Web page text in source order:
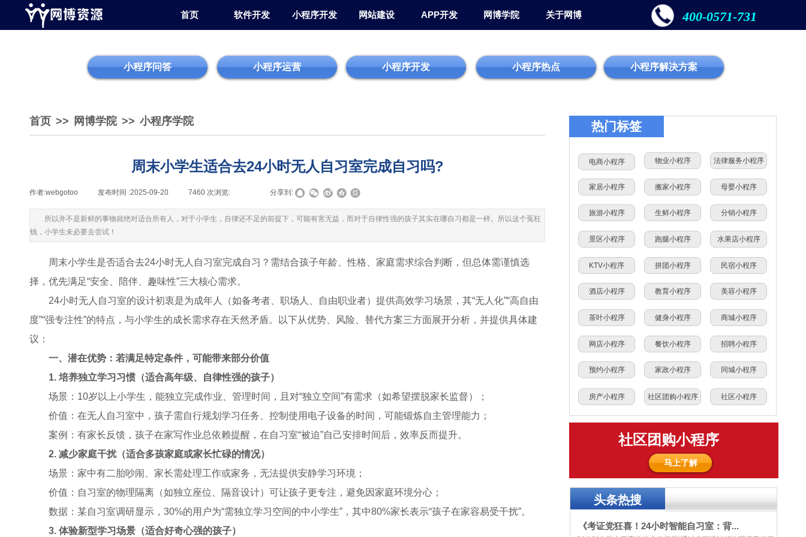
400-0571-731
首页 软件开发 小程序开发 网站建设 APP开发 网博学院 关于网博
小程序运营 小程序开发
小程序问答 小程序热点 小程序解决方案
头条热搜
《考证党狂喜！24小时智能自习室：背...
首页 >> 网博学院 >> 小程序学院
搬家小程序
物业小程序
家居小程序
旅游小程序
电商小程序
热门标签
生鲜小程序
景区小程序 跑腿小程序
KTV小程序 拼团小程序
酒店小程序 教育小程序
茶叶小程序 健身小程序
网店小程序 餐饮小程序
预约小程序 家政小程序
房产小程序 社区团购小程序
母婴小程序
分销小程序
水果店小程序
民宿小程序
美容小程序
商城小程序
招聘小程序
同城小程序
社区小程序
法律服务小程序
周末小学生适合去24小时无人自习室完成自习吗?
作者:webgotoo 发布时间 :2025-09-20 7460 次浏览: 分享到:
所以并不是新鲜的事物就绝对适合所有人，对于小学生，自律还不足的前提下，可能有害无益，而对于自律性强的孩子其实在哪自习都是一样。所以这个冤枉
钱，小学生未必要去尝试！
周末小学生是否适合去24小时无人自习室完成自习？需结合孩子年龄、性格、家庭需求综合判断，但总体需谨慎选
择，优先满足“安全、陪伴、趣味性”三大核心需求。
24小时无人自习室的设计初衷是为成年人（如备考者、职场人、自由职业者）提供高效学习场景，其“无人化”“高自由
度”“强专注性”的特点，与小学生的成长需求存在天然矛盾。以下从优势、风险、替代方案三方面展开分析，并提供具体建
议：
一、潜在优势：若满足特定条件，可能带来部分价值
1. 培养独立学习习惯（适合高年级、自律性强的孩子）
场景：10岁以上小学生，能独立完成作业、管理时间，且对“独立空间”有需求（如希望摆脱家长监督）；
价值：在无人自习室中，孩子需自行规划学习任务、控制使用电子设备的时间，可能锻炼自主管理能力；
案例：有家长反馈，孩子在家写作业总依赖提醒，在自习室“被迫”自己安排时间后，效率反而提升。
2. 减少家庭干扰（适合多孩家庭或家长忙碌的情况）
场景：家中有二胎吵闹、家长需处理工作或家务，无法提供安静学习环境；
价值：自习室的物理隔离（如独立座位、隔音设计）可让孩子更专注，避免因家庭环境分心；
数据：某自习室调研显示，30%的用户为“需独立学习空间的中小学生”，其中80%家长表示“孩子在家容易受干扰”。
3. 体验新型学习场景（适合好奇心强的孩子）
马上了解
社区团购小程序